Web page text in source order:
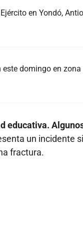
en Yondó,
domingo en
educativa.
un incidente
fractura.